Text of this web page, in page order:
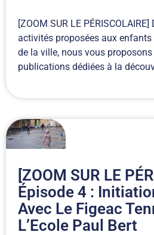
[ZOOM SUR LE
activités proposées aux
de la ville, nous vous proposons
publications dédiées à la
[ZOOM SUR LE PÉRISCOLAIRE]
Épisode 4 :
Avec Le Figeac
L’Ecole Paul Bert